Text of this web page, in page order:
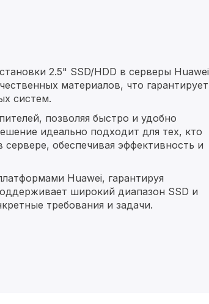
2.5" SSD/HDD в серверы Huawei
материалов, что гарантирует
систем.
позволяя быстро и удобно
идеально подходит для тех, кто
обеспечивая эффективность и
Huawei, гарантируя
широкий диапазон SSD и
требования и задачи.